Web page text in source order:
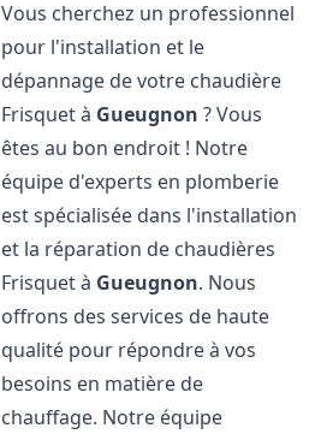
Vous cherchez un professionnel
pour l'installation et le
dépannage de votre chaudière
Frisquet à Gueugnon ? Vous
êtes au bon endroit ! Notre
équipe d'experts en plomberie
est spécialisée dans l'installation
et la réparation de chaudières
Frisquet à Gueugnon. Nous
offrons des services de haute
qualité pour répondre à vos
besoins en matière de
chauffage. Notre équipe